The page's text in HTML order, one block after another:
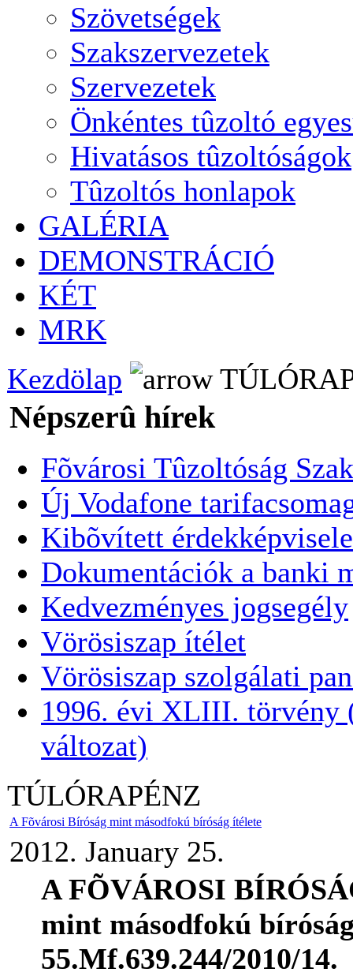
Szövetségek
Szakszervezetek
Szervezetek
Önkéntes tûzoltó
Hivatásos tûzoltóságok
Tûzoltós honlapok
GALÉRIA
DEMONSTRÁCIÓ
KÉT
MRK
Kezdölap
Népszerû hírek
Fõvárosi Tûzoltóság
Új Vodafone
Kibõvített
Dokumentációk a banki
Kedvezményes jogsegély
Vörösiszap ítélet
Vörösiszap szolgálati
1996. évi XLIII. törvény
változat)
TÚLÓRAPÉNZ
A Fõvárosi Bíróság mint másodfokú bíróság ítélete
2012. January 25.
A FÕVÁROSI
mint másodfokú
55.Mf.639.244/2010/14.